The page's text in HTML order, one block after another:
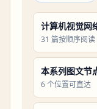
计算机视觉网
31 篇按顺序阅读
本系列图文节
6 个位置可直达